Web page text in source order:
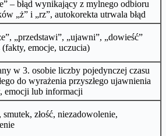
– błąd wynikający z mylnego odbioru
„ż” i „rz”, autokorekta utrwala błąd
„przedstawi”, „ujawni”, „dowieść”
(fakty, emocje, uczucia)
w 3. osobie liczby pojedynczej czasu
do wyrażenia przyszłego ujawnienia
emocji lub informacji
smutek, złość, niezadowolenie,